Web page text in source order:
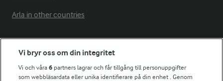
Arla in other countries
Fler Arlasajter
För ägare
Vi bryr oss om din integritet
Vi och våra6 partners lagrar och får tillgång till personuppgifter
som webbläsardata eller unika identifierare på din enhet . Genom